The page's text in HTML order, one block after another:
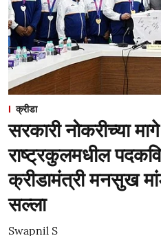
क्रीडा
सरकारी नोकरीच्या
राष्ट्रकुलमधील
क्रीडामंत्री मनसुख
सल्ला
Swapnil S